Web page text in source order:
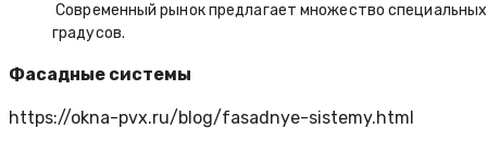
Современный рынок предлагает множество
градусов.
Фасадные системы
https://okna-pvx.ru/blog/fasadnye-sistemy.html